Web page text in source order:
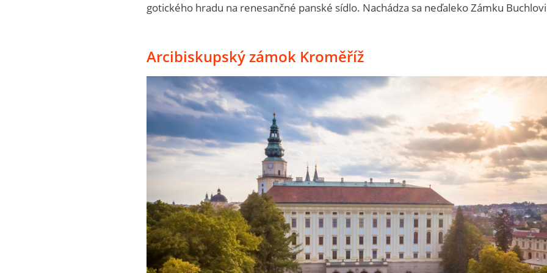
gotického hradu na renesančné panské sídlo. Nachádza sa neďaleko Zámku
Arcibiskupský zámok Kroměříž